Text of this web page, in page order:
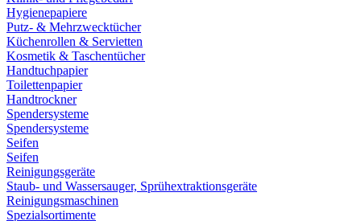
Hygienepapiere
Putz- & Mehrzwecktücher
Küchenrollen & Servietten
Kosmetik & Taschentücher
Handtuchpapier
Toilettenpapier
Handtrockner
Spendersysteme
Spendersysteme
Seifen
Seifen
Reinigungsgeräte
Staub- und Wassersauger, Sprühextraktionsgeräte
Reinigungsmaschinen
Spezialsortimente